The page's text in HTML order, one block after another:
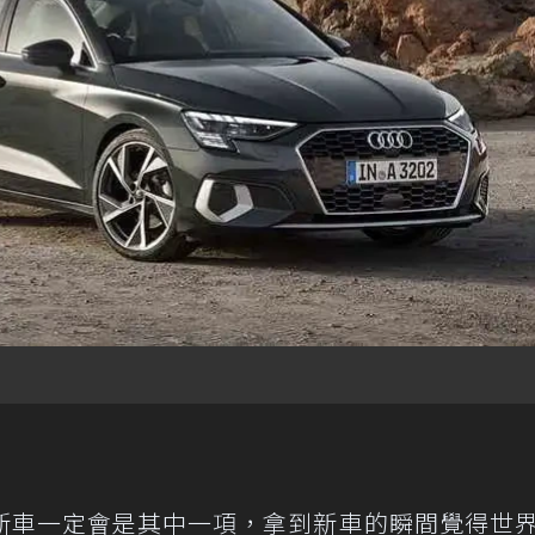
一定會是其中一項，拿到新車的瞬間覺得世